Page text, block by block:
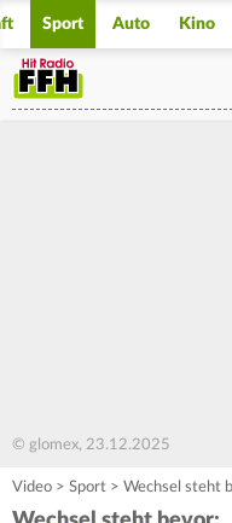
Sport Auto Kino
© glomex, 23.12.2025
Video > Sport > Wechsel steht